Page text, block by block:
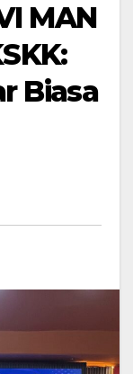
MAN
Biasa